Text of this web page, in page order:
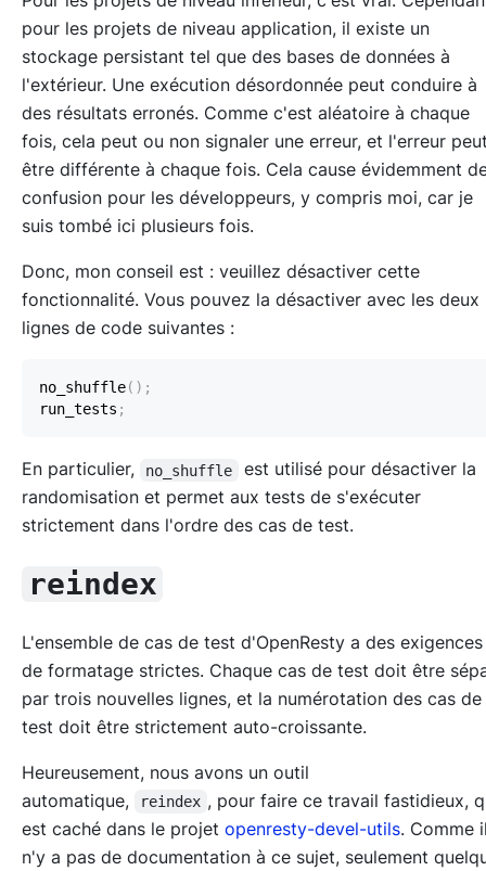
pour les projets de niveau application, il existe un
stockage persistant tel que des bases de données à
l'extérieur. Une exécution désordonnée peut conduire à
des résultats erronés. Comme c'est aléatoire à chaque
fois, cela peut ou non signaler une erreur, et l'erreur
être différente à chaque fois. Cela cause évidemment
confusion pour les développeurs, y compris moi, car je
suis tombé ici plusieurs fois.
Donc, mon conseil est : veuillez désactiver cette
fonctionnalité. Vous pouvez la désactiver avec les deux
lignes de code suivantes :
no_shuffle( ) ;
run_tests ;
En particulier, no_shuffle
est utilisé pour désactiver la
randomisation et permet aux tests de s'exécuter
strictement dans l'ordre des cas de test.
reindex
L'ensemble de cas de test d'OpenResty a des exigences
de formatage strictes. Chaque cas de test doit être
par trois nouvelles lignes, et la numérotation des cas de
test doit être strictement auto-croissante.
Heureusement, nous avons un outil
automatique,
reindex , pour faire ce travail fastidieux,
est caché dans le projet openresty-devel-utils. Comme
n'y a pas de documentation à ce sujet, seulement